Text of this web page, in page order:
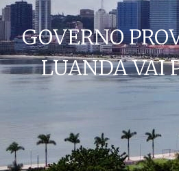
GOVERNO
LUANDA VAI